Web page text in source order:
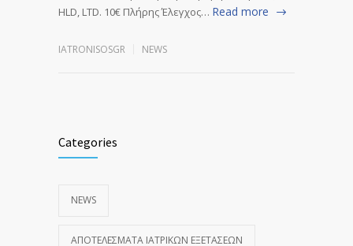
HLD, LTD. 10€ Πλήρης Έλεγχος… Read more
IATRONISOSGR NEWS
Categories
NEWS
ΑΠΟΤΕΛΈΣΜΑΤΑ ΙΑΤΡΙΚΏΝ ΕΞΕΤΆΣΕΩΝ